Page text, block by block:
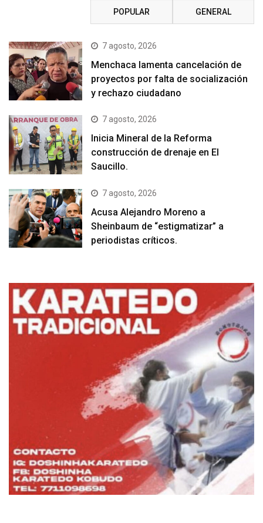
POPULAR GENERAL
7 agosto, 2026
Menchaca lamenta cancelación de
proyectos por falta de socialización
y rechazo ciudadano
7 agosto, 2026
Inicia Mineral de la Reforma
construcción de drenaje en El
Saucillo.
7 agosto, 2026
Acusa Alejandro Moreno a
Sheinbaum de “estigmatizar” a
periodistas críticos.